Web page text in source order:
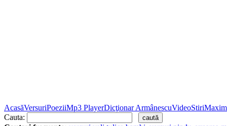
AcasăVersuriPoeziiMp3 PlayerDicţionar ArmânescuVideoStiri
Cauta: